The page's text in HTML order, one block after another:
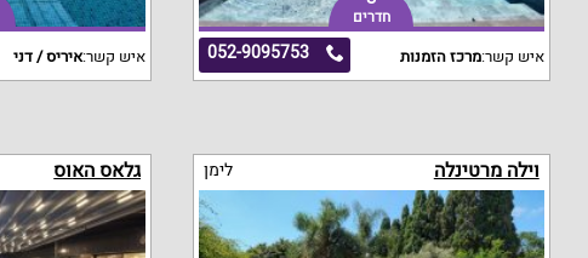
חדרים
052-9095753 איש קשר:מרכז הזמנות איש קשר:איריס / דני
וילה מרטינלה לימן גלאס האוס